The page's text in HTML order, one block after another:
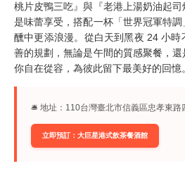
桃片皮鴨三吃』與『老港上湯奶油起
是味蕾享受，搭配一杯「世界冠軍特
醺中更添浪漫。從白天到黑夜 24 小
善的規劃，無論是午間的質感聚餐，
你自在從容，為彼此留下最美好的回憶。
🛎︎ 地址：110台灣臺北市信義區忠孝東路
立即預訂：大巨星港式飲茶餐酒館